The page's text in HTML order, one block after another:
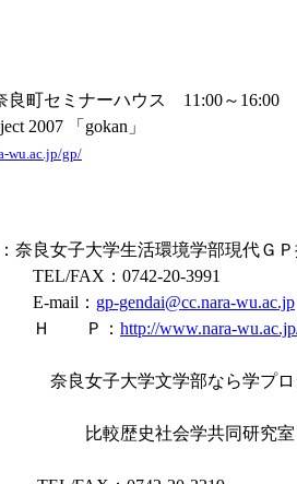
町セミナーハウス 11:00～16:00
2007 「
wu.ac.jp/gp/
良女子大学生活環境学部現代ＧＰ
0742-20-3991
： gp-gendai@cc.nara-wu.ac.jp
： http://www.nara-
学文学部なら学プロジ
社会学共同研究